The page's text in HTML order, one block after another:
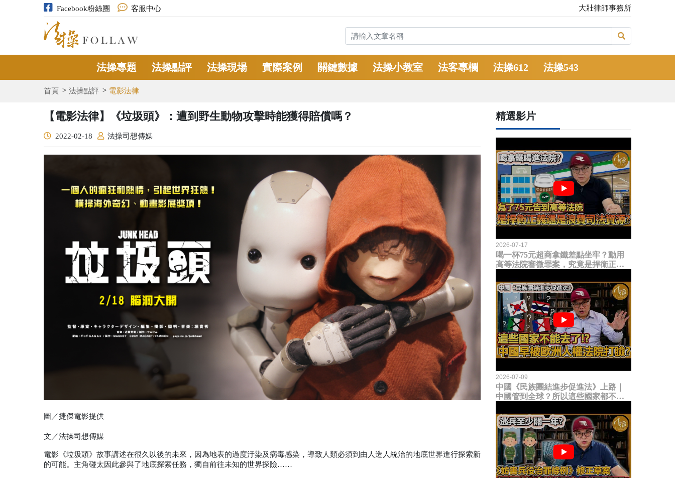
Facebook粉絲團 客服中心 大壯律師事務所
法操專題 法操點評 法操現場 實際案例 關鍵數據 法操小教室 法客專欄 法操612 法操543
首頁 法操點評 電影法律
【電影法律】《垃圾頭》：遭到野生動物攻擊時能獲得賠償嗎？
2022-02-18 法操司想傳媒
圖／捷傑電影提供
文／法操司想傳媒
電影《垃圾頭》故事講述在很久以後的未來，因為地表的過度汙染及病毒感染，導致人類必須到由人造人統治的地底世界進行探索新
的可能。主角碰太因此參與了地底探索任務，獨自前往未知的世界探險……
精選影片
2026-07-17
喝一杯75元超商拿鐵差點坐牢？動用
高等法院審微罪案，究竟是捍衛正義
2026-07-09
中國《民族團結進步促進法》上路｜
中國管到全球？所以這些國家都不能
臉？